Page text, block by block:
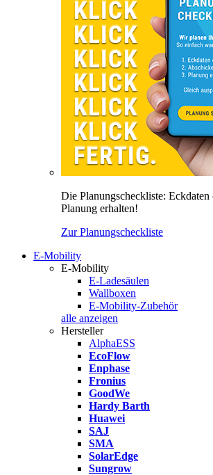
Die Planungscheckliste: Eckdaten
Planung erhalten!
Zur Planungscheckliste
E-Mobility
E-Mobility
E-Ladesäulen
Wallboxen
E-Mobility-Zubehör
alle anzeigen
Hersteller
AlphaESS
EcoFlow
Enphase
Fronius
GoodWe
Hardy Barth
Huawei
SAJ
SMA
SolarEdge
Sungrow